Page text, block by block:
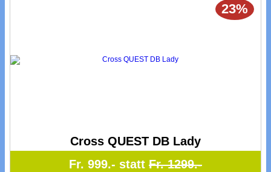
23%
Cross QUEST DB Lady
Fr. 999.- statt Fr. 1299.-